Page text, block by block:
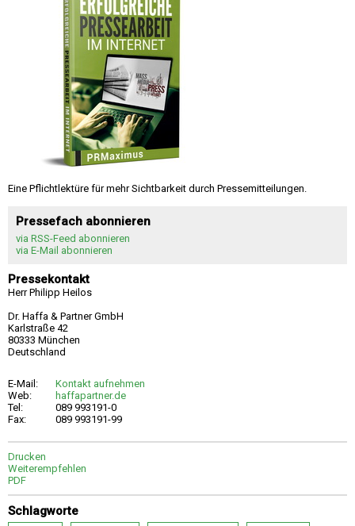
Eine Pflichtlektüre für mehr Sichtbarkeit durch Pressemitteilungen.
Pressefach abonnieren
via RSS-Feed abonnieren
via E-Mail abonnieren
Pressekontakt
Herr Philipp Heilos
Dr. Haffa & Partner GmbH
Karlstraße 42
80333 München
Deutschland
E-Mail:
Kontakt aufnehmen
Web:
haffapartner.de
Tel:
089 993191-0
Fax:
089 993191-99
Drucken
Weiterempfehlen
PDF
Schlagworte